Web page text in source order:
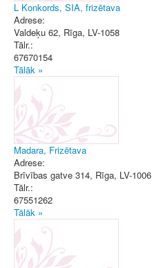
L Konkords, SIA, frizētava
Adrese:
Valdeķu 62, Rīga, LV-1058
Tālr.:
67670154
Tālāk »
Madara, Frizētava
Adrese:
Brīvības gatve 314, Rīga, LV-1006
Tālr.:
67551262
Tālāk »